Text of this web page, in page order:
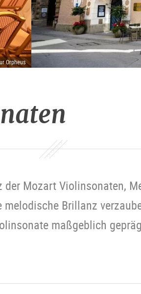
Orpheus
Mozart Violinsonaten,
Brillanz
maßgeblich